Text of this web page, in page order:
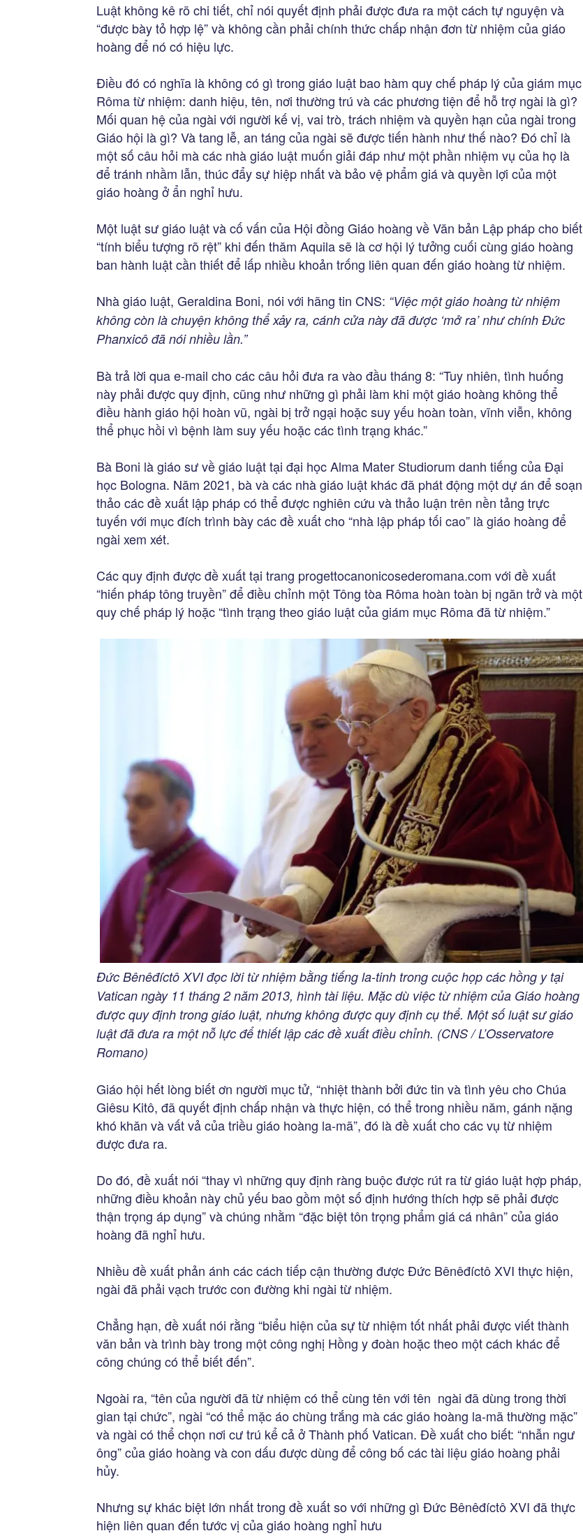
Luật không kê rõ chi tiết, chỉ nói quyết định phải được đưa ra một cách tự nguyện và
“được bày tỏ hợp lệ” và không cần phải chính thức chấp nhận đơn từ nhiệm của giáo
hoàng để nó có hiệu lực.
Điều đó có nghĩa là không có gì trong giáo luật bao hàm quy chế pháp lý của giám mục
Rôma từ nhiệm: danh hiệu, tên, nơi thường trú và các phương tiện để hỗ trợ ngài là gì?
Mối quan hệ của ngài với người kế vị, vai trò, trách nhiệm và quyền hạn của ngài trong
Giáo hội là gì? Và tang lễ, an táng của ngài sẽ được tiến hành như thế nào? Đó chỉ là
một số câu hỏi mà các nhà giáo luật muốn giải đáp như một phần nhiệm vụ của họ là
để tránh nhầm lẫn, thúc đẩy sự hiệp nhất và bảo vệ phẩm giá và quyền lợi của một
giáo hoàng ở ẩn nghỉ hưu.
Một luật sư giáo luật và cố vấn của Hội đồng Giáo hoàng về Văn bản Lập pháp cho biết
“tính biểu tượng rõ rệt” khi đến thăm Aquila sẽ là cơ hội lý tưởng cuối cùng giáo hoàng
ban hành luật cần thiết để lấp nhiều khoản trống liên quan đến giáo hoàng từ nhiệm.
Nhà giáo luật, Geraldina Boni, nói với hãng tin CNS: “Việc một giáo hoàng từ nhiệm
không còn là chuyện không thể xảy ra, cánh cửa này đã được ‘mở ra’ như chính Đức
Phanxicô đã nói nhiều lần.”
Bà trả lời qua e-mail cho các câu hỏi đưa ra vào đầu tháng 8: “Tuy nhiên, tình huống
này phải được quy định, cũng như những gì phải làm khi một giáo hoàng không thể
điều hành giáo hội hoàn vũ, ngài bị trở ngại hoặc suy yếu hoàn toàn, vĩnh viễn, không
thể phục hồi vì bệnh làm suy yếu hoặc các tình trạng khác.”
Bà Boni là giáo sư về giáo luật tại đại học Alma Mater Studiorum danh tiếng của Đại
học Bologna. Năm 2021, bà và các nhà giáo luật khác đã phát động một dự án để soạn
thảo các đề xuất lập pháp có thể được nghiên cứu và thảo luận trên nền tảng trực
tuyến với mục đích trình bày các đề xuất cho “nhà lập pháp tối cao” là giáo hoàng để
ngài xem xét.
Các quy định được đề xuất tại trang progettocanonicosederomana.com với đề xuất
“hiến pháp tông truyền” để điều chỉnh một Tông tòa Rôma hoàn toàn bị ngăn trở và một
quy chế pháp lý hoặc “tình trạng theo giáo luật của giám mục Rôma đã từ nhiệm.”
Đức Bênêđíctô XVI đọc lời từ nhiệm bằng tiếng la-tinh trong cuộc họp các hồng y tại
Vatican ngày 11 tháng 2 năm 2013, hình tài liệu. Mặc dù việc từ nhiệm của Giáo hoàng
được quy định trong giáo luật, nhưng không được quy định cụ thể. Một số luật sư giáo
luật đã đưa ra một nỗ lực để thiết lập các đề xuất điều chỉnh. (CNS / L’Osservatore
Romano)
Giáo hội hết lòng biết ơn người mục tử, “nhiệt thành bởi đức tin và tình yêu cho Chúa
Giêsu Kitô, đã quyết định chấp nhận và thực hiện, có thể trong nhiều năm, gánh nặng
khó khăn và vất vả của triều giáo hoàng la-mã”, đó là đề xuất cho các vụ từ nhiệm
được đưa ra.
Do đó, đề xuất nói “thay vì những quy định ràng buộc được rút ra từ giáo luật hợp pháp,
những điều khoản này chủ yếu bao gồm một số định hướng thích hợp sẽ phải được
thận trọng áp dụng” và chúng nhằm “đặc biệt tôn trọng phẩm giá cá nhân” của giáo
hoàng đã nghỉ hưu.
Nhiều đề xuất phản ánh các cách tiếp cận thường được Đức Bênêđíctô XVI thực hiện,
ngài đã phải vạch trước con đường khi ngài từ nhiệm.
Chẳng hạn, đề xuất nói rằng “biểu hiện của sự từ nhiệm tốt nhất phải được viết thành
văn bản và trình bày trong một công nghị Hồng y đoàn hoặc theo một cách khác để
công chúng có thể biết đến”.
Ngoài ra, “tên của người đã từ nhiệm có thể cùng tên với tên ngài đã dùng trong thời
gian tại chức”, ngài “có thể mặc áo chùng trắng mà các giáo hoàng la-mã thường mặc”
và ngài có thể chọn nơi cư trú kể cả ở Thành phố Vatican. Đề xuất cho biết: “nhẫn ngư
ông” của giáo hoàng và con dấu được dùng để công bố các tài liệu giáo hoàng phải
hủy.
Nhưng sự khác biệt lớn nhất trong đề xuất so với những gì Đức Bênêđíctô XVI đã thực
hiện liên quan đến tước vị của giáo hoàng nghỉ hưu